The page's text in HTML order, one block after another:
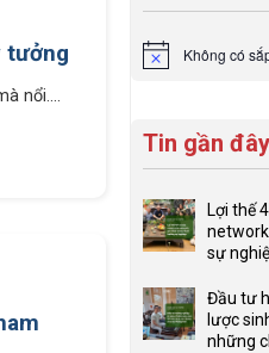
tưởng
nổi....
Notice Không có
Tin gần đây
Lợi thế
sự
có
bình
luận
Đầu tư
lược
những